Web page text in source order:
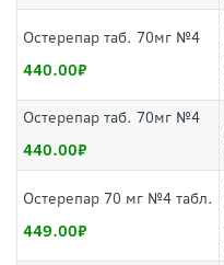
Остерепар таб. 70мг №4
440.00
Остерепар таб. 70мг №4
440.00
Остерепар 70 мг №4 табл.
449.00